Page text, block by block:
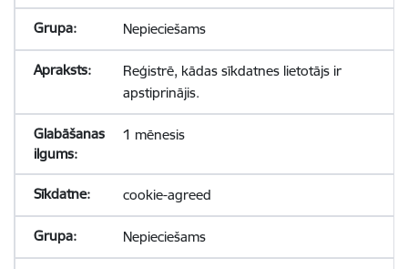
Nepieciešams
Reģistrē, kādas sīkdatnes lietotājs ir
apstiprinājis.
1 mēnesis
cookie-agreed
Nepieciešams